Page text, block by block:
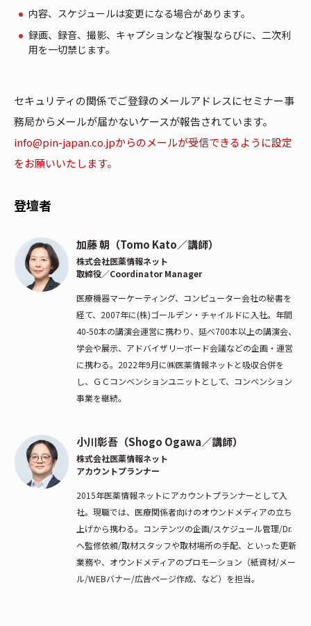
内容、スケジュールは変更になる場合があります。
録画、録音、撮影、キャプションなど複製ならびに、二次利
用を一切禁じます。
セキュリティの関係でご登録のメールアドレスにセミナー事
務局からメールが届かないケースが報告されています。
info@pin-japan.co.jpからのメールが受信できるように設定
をお願いいたします。
登壇者
加藤 朝（Tomo Kato／講師）
株式会社医薬情報ネット
取締役／Coordinator Manager
医療機器マーケーティング、コンピューター会社の秘書を
経て、2007年に(株)ゴールデン・チャイルドに入社。年間
40-50本の講演会運営に携わり、延べ700本以上の講演会、
学会や展示、アドバイザリーボード会議などの企画・運営
に携わる。2022年9月に㈱医薬情報ネットと吸収合併を
し、ＧＣコンベンションユニットとして、コンベンション
事業を継続。
小川彰吾（Shogo Ogawa／講師）
株式会社医薬情報ネット
アカウントプランナー
2015年医薬情報ネットにアカウントプランナーとして入
社。現職では、医療関係者向けのオウンドメディアの立ち
上げから携わる。コンテンツの企画/スケジュール管理/Dr.
へ監修依頼/取材スタッフや取材場所の手配、といった更新
業務や、オウンドメディアのプロモーション（紙資材/メー
ル/WEBバナー/広告ページ作成、など）を担当。